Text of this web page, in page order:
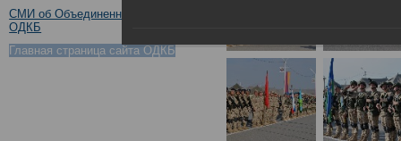
СМИ об Объединенном штабе
ОДКБ
Главная страница сайта ОДКБ